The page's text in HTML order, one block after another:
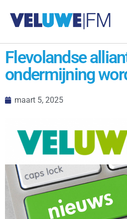
Flevolandse
ondermijning
maart 5, 2025